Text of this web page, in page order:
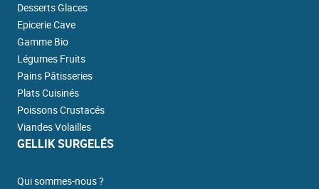
Desserts Glaces
Epicerie Cave
Gamme Bio
Légumes Fruits
Pains Pâtisseries
Plats Cuisinés
Poissons Crustacés
Viandes Volailles
GELLIK SURGELÉS
Qui sommes-nous ?